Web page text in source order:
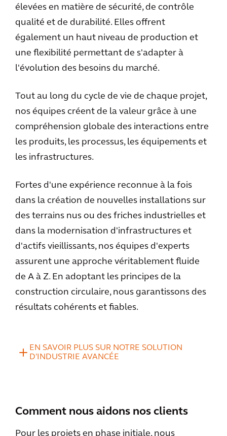
élevées en matière de sécurité, de contrôle
qualité et de durabilité. Elles offrent
également un haut niveau de production et
une flexibilité permettant de s'adapter à
l'évolution des besoins du marché.
Tout au long du cycle de vie de chaque projet,
nos équipes créent de la valeur grâce à une
compréhension globale des interactions entre
les produits, les processus, les équipements et
les infrastructures.
Fortes d'une expérience reconnue à la fois
dans la création de nouvelles installations sur
des terrains nus ou des friches industrielles et
dans la modernisation d'infrastructures et
d'actifs vieillissants, nos équipes d'experts
assurent une approche véritablement fluide
de A à Z. En adoptant les principes de la
construction circulaire, nous garantissons des
résultats cohérents et fiables.
EN SAVOIR PLUS SUR NOTRE SOLUTION
D'INDUSTRIE AVANCÉE
Comment nous aidons nos clients
Pour les projets en phase initiale, nous